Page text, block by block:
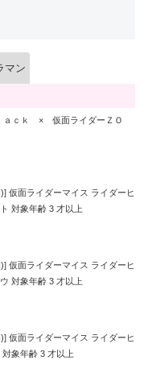
マン
ａｃｋ × 仮面ライダーＺＯ
仮面ライダーマイス ライダーヒ
対象年齢 3 才以上
仮面ライダーマイス ライダーヒ
対象年齢 3 才以上
仮面ライダーマイス ライダーヒ
象年齢 3 才以上